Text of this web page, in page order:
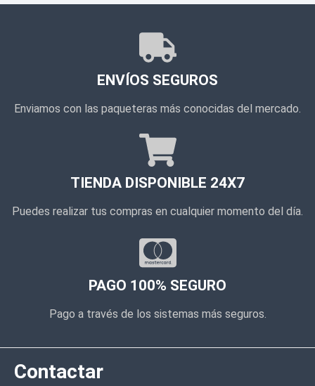
ENVÍOS SEGUROS
Enviamos con las paqueteras más conocidas del mercado.
TIENDA DISPONIBLE 24X7
Puedes realizar tus compras en cualquier momento del día.
PAGO 100% SEGURO
Pago a través de los sistemas más seguros.
Contactar